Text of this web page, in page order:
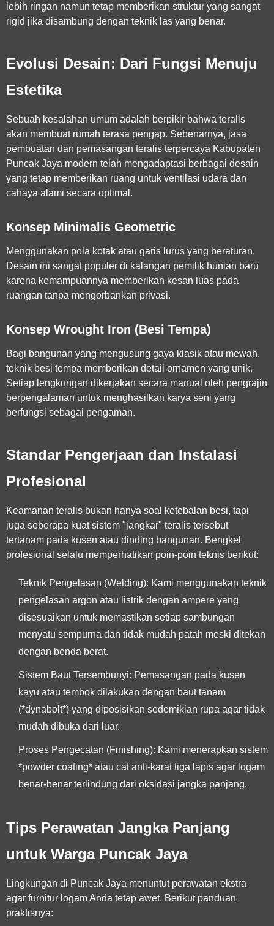
lebih ringan namun tetap memberikan struktur yang sangat
rigid jika disambung dengan teknik las yang benar.
Evolusi Desain: Dari Fungsi Menuju
Estetika
Sebuah kesalahan umum adalah berpikir bahwa teralis
akan membuat rumah terasa pengap. Sebenarnya, jasa
pembuatan dan pemasangan teralis terpercaya Kabupaten
Puncak Jaya modern telah mengadaptasi berbagai desain
yang tetap memberikan ruang untuk ventilasi udara dan
cahaya alami secara optimal.
Konsep Minimalis Geometric
Menggunakan pola kotak atau garis lurus yang beraturan.
Desain ini sangat populer di kalangan pemilik hunian baru
karena kemampuannya memberikan kesan luas pada
ruangan tanpa mengorbankan privasi.
Konsep Wrought Iron (Besi Tempa)
Bagi bangunan yang mengusung gaya klasik atau mewah,
teknik besi tempa memberikan detail ornamen yang unik.
Setiap lengkungan dikerjakan secara manual oleh pengrajin
berpengalaman untuk menghasilkan karya seni yang
berfungsi sebagai pengaman.
Standar Pengerjaan dan Instalasi
Profesional
Keamanan teralis bukan hanya soal ketebalan besi, tapi
juga seberapa kuat sistem "jangkar" teralis tersebut
tertanam pada kusen atau dinding bangunan. Bengkel
profesional selalu memperhatikan poin-poin teknis berikut:
Teknik Pengelasan (Welding): Kami menggunakan teknik
pengelasan argon atau listrik dengan ampere yang
disesuaikan untuk memastikan setiap sambungan
menyatu sempurna dan tidak mudah patah meski ditekan
dengan benda berat.
Sistem Baut Tersembunyi: Pemasangan pada kusen
kayu atau tembok dilakukan dengan baut tanam
(*dynabolt*) yang diposisikan sedemikian rupa agar tidak
mudah dibuka dari luar.
Proses Pengecatan (Finishing): Kami menerapkan sistem
*powder coating* atau cat anti-karat tiga lapis agar logam
benar-benar terlindung dari oksidasi jangka panjang.
Tips Perawatan Jangka Panjang
untuk Warga Puncak Jaya
Lingkungan di Puncak Jaya menuntut perawatan ekstra
agar furnitur logam Anda tetap awet. Berikut panduan
praktisnya: